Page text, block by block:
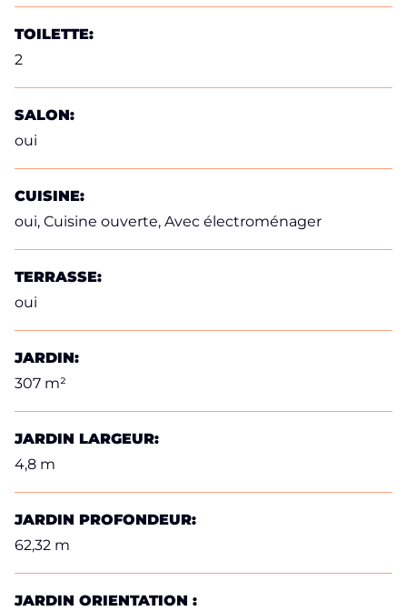
TOILETTE:
2
SALON:
oui
CUISINE:
oui, Cuisine ouverte, Avec électroménager
TERRASSE:
oui
JARDIN:
307 m²
JARDIN LARGEUR:
4,8 m
JARDIN PROFONDEUR:
62,32 m
JARDIN ORIENTATION :